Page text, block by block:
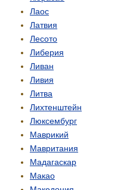
Лаос
Латвия
Лесото
Либерия
Ливан
Ливия
Литва
Лихтенштейн
Люксембург
Маврикий
Мавритания
Мадагаскар
Макао